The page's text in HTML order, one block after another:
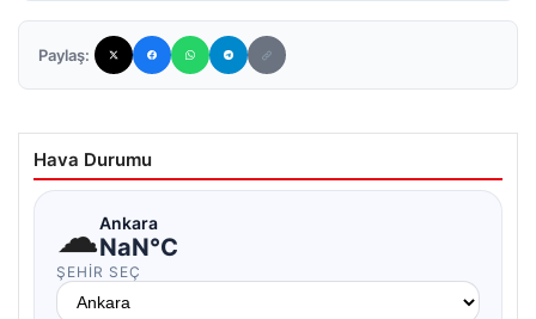
Paylaş:
Hava Durumu
☁Ankara
NaN°C
ŞEHIR SEÇ